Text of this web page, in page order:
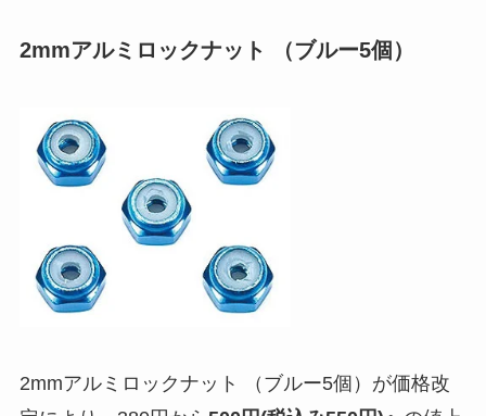
2mmアルミロックナット （ブルー5個）
2mmアルミロックナット （ブルー5個）が価格改